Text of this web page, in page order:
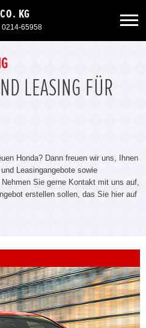
KG
0214-65958
LEASING FÜR
Honda? Dann freuen wir uns, Ihnen
Leasingangebote sowie
Sie gerne Kontakt mit uns auf,
erstellen sollen, das Sie hier auf